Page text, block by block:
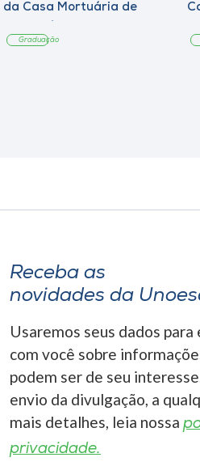
da Casa Mortuária de
Graduação
Receba as
novidades da
Usaremos seus dados
com você sobre
podem ser de seu
envio da divulgação, a
mais detalhes, leia nossa
privacidade.